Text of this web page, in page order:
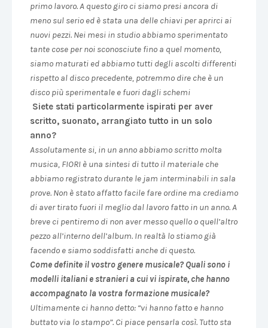
primo lavoro. A questo giro ci siamo presi ancora di
meno sul serio ed è stata una delle chiavi per aprirci ai
nuovi pezzi. Nei mesi in studio abbiamo sperimentato
tante cose per noi sconosciute fino a quel momento,
siamo maturati ed abbiamo tutti degli ascolti differenti
rispetto al disco precedente, potremmo dire che è un
disco più sperimentale e fuori dagli schemi
Siete stati particolarmente ispirati per aver
scritto, suonato, arrangiato tutto in un solo
anno?
Assolutamente si, in un anno abbiamo scritto molta
musica, FIORI è una sintesi di tutto il materiale che
abbiamo registrato durante le jam interminabili in sala
prove. Non è stato affatto facile fare ordine ma crediamo
di aver tirato fuori il meglio dal lavoro fatto in un anno. A
breve ci pentiremo di non aver messo quello o quell’altro
pezzo all’interno dell’album. In realtà lo stiamo già
facendo e siamo soddisfatti anche di questo.
Come definite il vostro genere musicale? Quali sono i
modelli italiani e stranieri a cui vi ispirate, che hanno
accompagnato la vostra formazione musicale?
Ultimamente ci hanno detto: “vi hanno fatto e hanno
buttato via lo stampo”. Ci piace pensarla così. Tutto sta